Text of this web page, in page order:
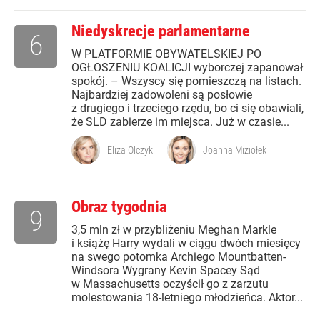
Niedyskrecje parlamentarne
W PLATFORMIE OBYWATELSKIEJ PO
OGŁOSZENIU KOALICJI wyborczej zapanował
spokój. – Wszyscy się pomieszczą na listach.
Najbardziej zadowoleni są posłowie
z drugiego i trzeciego rzędu, bo ci się obawiali,
że SLD zabierze im miejsca. Już w czasie...
6
Eliza Olczyk Joanna Miziołek
Obraz tygodnia
3,5 mln zł w przybliżeniu Meghan Markle
i książę Harry wydali w ciągu dwóch miesięcy
na swego potomka Archiego Mountbatten-
Windsora Wygrany Kevin Spacey Sąd
w Massachusetts oczyścił go z zarzutu
molestowania 18-letniego młodzieńca. Aktor...
9